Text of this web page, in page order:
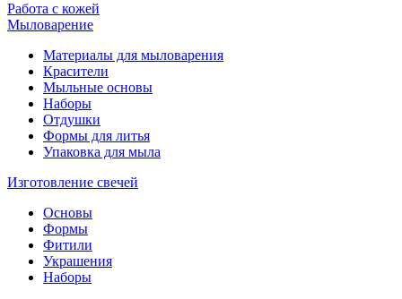
Работа с кожей
Мыловарение
Материалы для мыловарения
Красители
Мыльные основы
Наборы
Отдушки
Формы для литья
Упаковка для мыла
Изготовление свечей
Основы
Формы
Фитили
Украшения
Наборы